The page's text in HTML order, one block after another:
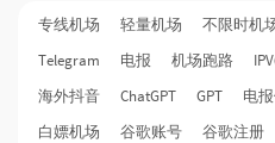
专线机场 轻量机场 不限时机
Telegram
电报 机场跑路
海外抖音
ChatGPT GPT 电
白嫖机场
谷歌账号 谷歌注册